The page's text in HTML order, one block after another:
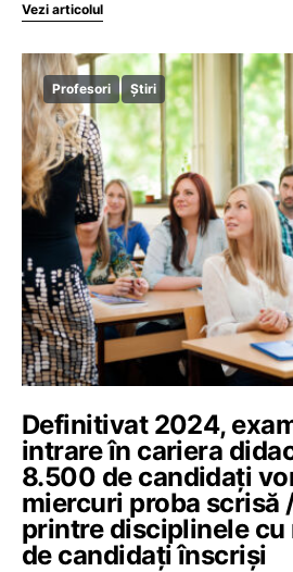
Vezi articolul
Profesori Știri
Definitivat 2024,
intrare în cariera
8.500 de candidați
miercuri proba scrisă
printre disciplinele cu
de candidați înscriși